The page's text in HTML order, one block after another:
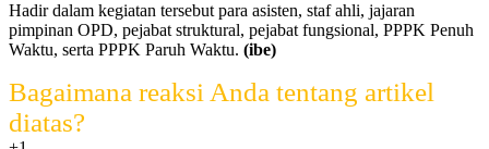
Hadir dalam kegiatan tersebut para asisten, staf ahli, jajaran
pimpinan OPD, pejabat struktural, pejabat fungsional, PPPK Penuh
Waktu, serta PPPK Paruh Waktu. (ibe)
Bagaimana reaksi Anda tentang artikel
diatas?